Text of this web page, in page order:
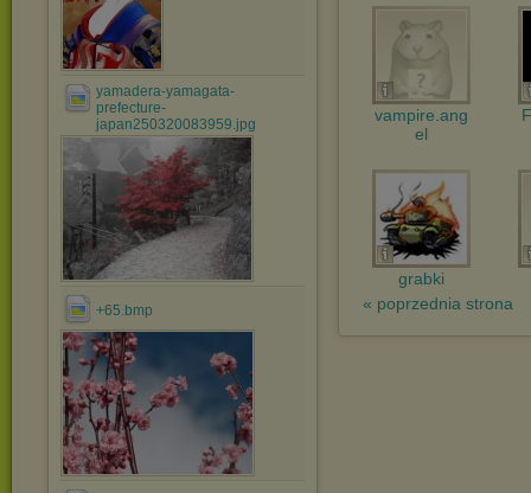
yamadera-yamagata-
prefecture-
japan250320083959.jpg
+65.bmp
vampire.ang
el
grabki
« poprzednia strona